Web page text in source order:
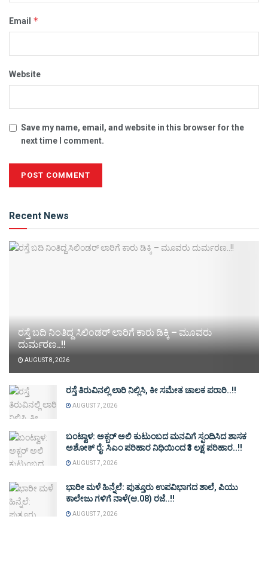
Email *
Website
Save my name, email, and website in this browser for the
next time I comment.
Recent News
ರಸ್ತೆ ಬದಿ ನಿಂತಿದ್ದ ಸಿಲಿಂಡರ್ ಲಾರಿಗೆ ಕಾರು ಡಿಕ್ಕಿ – ಮೂವರು
ದುರ್ಮರಣ..!!
AUGUST 8, 2026
ರಸ್ತೆ ತಿರುವಿನಲ್ಲಿ ಲಾರಿ ನಿಲ್ಲಿಸಿ, ಕೀ ಸಮೇತ ಚಾಲಕ ಪರಾರಿ..!!
AUGUST 7, 2026
ಬಂಟ್ವಾಳ: ಅಕ್ಬರ್ ಅಲಿ ಕುಟುಂಬದ ಮನವಿಗೆ ಸ್ಪಂದಿಸಿದ ಶಾಸಕ
ಅಶೋಕ್ ರೈ: ಸಿಎಂ ಪರಿಹಾರ ನಿಧಿಯಿಂದ ₹3 ಲಕ್ಷ ಪರಿಹಾರ..!!
AUGUST 7, 2026
ಭಾರೀ ಮಳೆ ಹಿನ್ನೆಲೆ: ಪುತ್ತೂರು ಉಪವಿಭಾಗದ ಶಾಲೆ, ಪಿಯು
ಕಾಲೇಜು ಗಳಿಗೆ ನಾಳೆ(ಆ.08) ರಜೆ..!!
AUGUST 7, 2026